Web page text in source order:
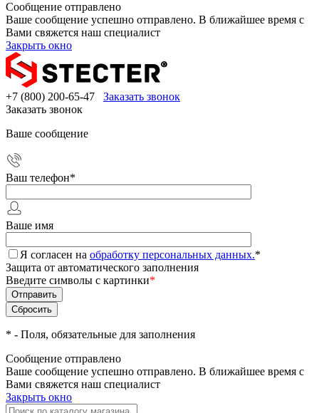
Сообщение отправлено
Ваше сообщение успешно отправлено. В ближайшее время с
Вами свяжется наш специалист
Закрыть окно
+7 (800) 200-65-47
Заказать звонок
Заказать звонок
Ваше сообщение
Ваш телефон*
Ваше имя
Я согласен на обработку персональных данных.*
Защита от автоматического заполнения
Введите символы с картинки*
* - Поля, обязательные для заполнения
Сообщение отправлено
Ваше сообщение успешно отправлено. В ближайшее время с
Вами свяжется наш специалист
Закрыть окно